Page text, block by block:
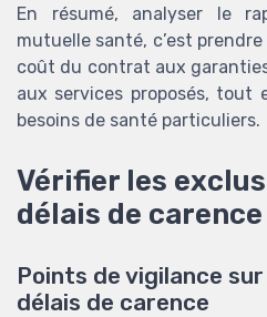
En résumé, analyser le
mutuelle santé, c’est
coût du contrat aux
aux services proposés, tout
besoins de santé particuliers.
Vérifier les
délais de carence
Points de vigilance
délais de carence